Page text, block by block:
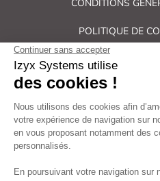
CONDITIONS
POLITIQUE DE
Tous droits
Contrôle des accès et